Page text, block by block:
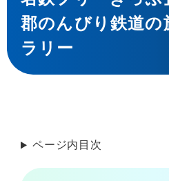
郡のんびり鉄道の
ラリー
ページ内目次